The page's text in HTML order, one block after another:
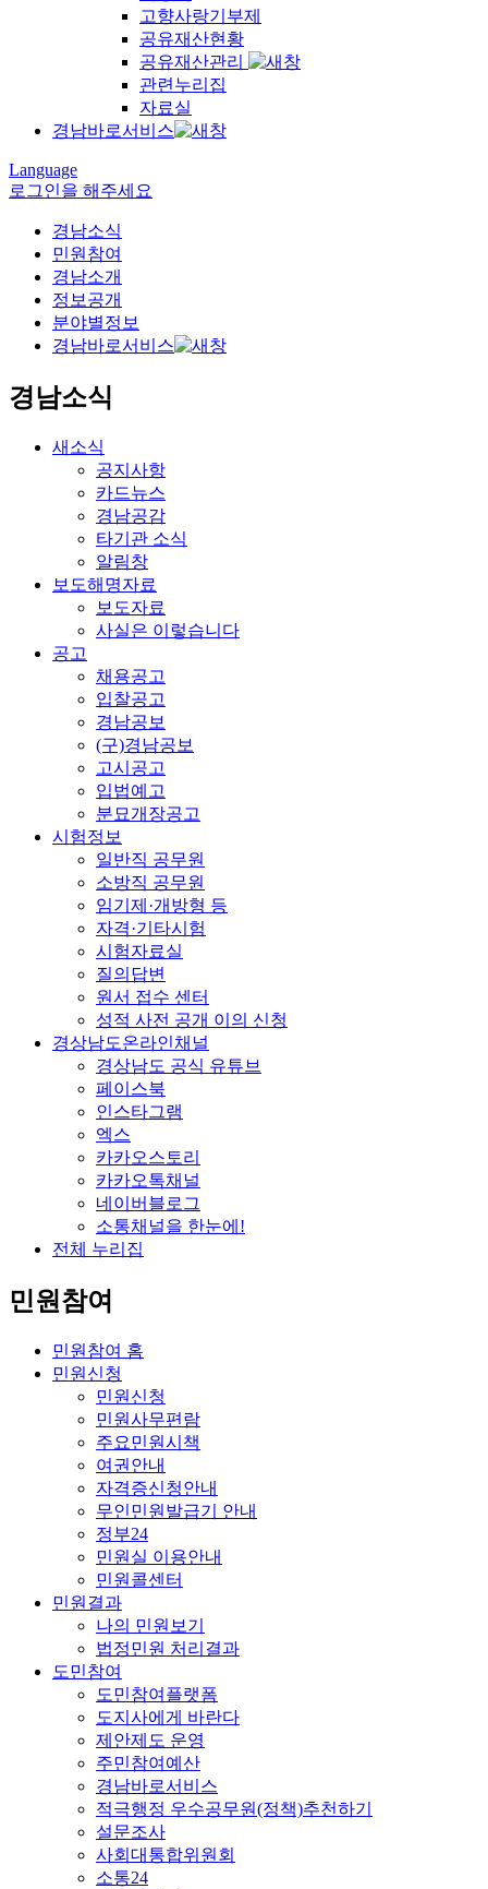
고향사랑기부제
공유재산현황
공유재산관리
관련누리집
자료실
경남바로서비스
Language
로그인을 해주세요
경남소식
민원참여
경남소개
정보공개
분야별정보
경남바로서비스
경남소식
새소식
공지사항
카드뉴스
경남공감
타기관 소식
알림창
보도해명자료
보도자료
사실은 이렇습니다
공고
채용공고
입찰공고
경남공보
(구)경남공보
고시공고
입법예고
분묘개장공고
시험정보
일반직 공무원
소방직 공무원
임기제·개방형 등
자격·기타시험
시험자료실
질의답변
원서 접수 센터
성적 사전 공개 이의 신청
경상남도온라인채널
경상남도 공식 유튜브
페이스북
인스타그램
엑스
카카오스토리
카카오톡채널
네이버블로그
소통채널을 한눈에!
전체 누리집
민원참여
민원참여 홈
민원신청
민원신청
민원사무편람
주요민원시책
여권안내
자격증신청안내
무인민원발급기 안내
정부24
민원실 이용안내
민원콜센터
민원결과
나의 민원보기
법정민원 처리결과
도민참여
도민참여플랫폼
도지사에게 바란다
제안제도 운영
주민참여예산
경남바로서비스
적극행정 우수공무원(정책)추천하기
설문조사
사회대통합위원회
소통24